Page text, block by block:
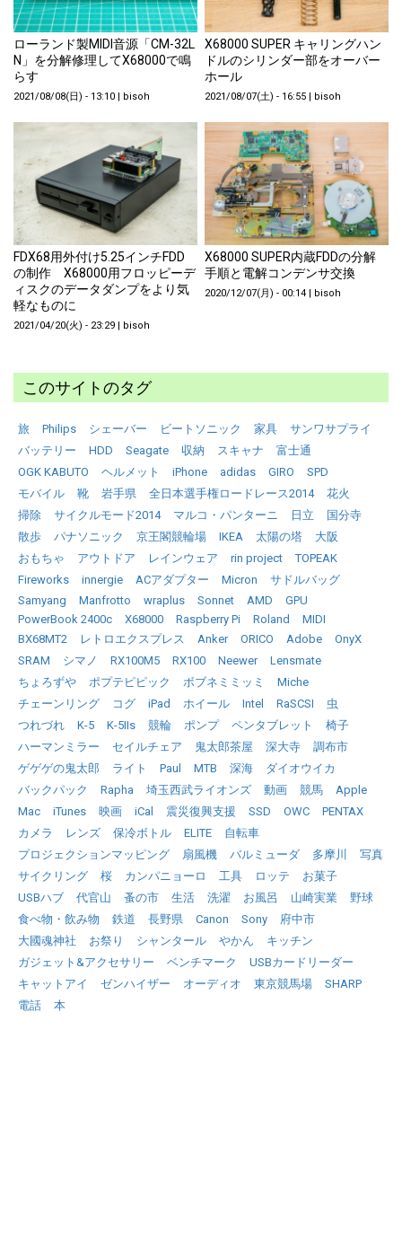
ローランド製MIDI音源「CM-32L
N」を分解修理してX68000で鳴
らす
2021/08/08(日) - 13:10 bisoh
X68000 SUPER キャリングハン
ドルのシリンダー部をオーバー
ホール
2021/08/07(土) - 16:55 bisoh
FDX68用外付け5.25インチFDD
の制作 X68000用フロッピーデ
ィスクのデータダンプをより気
軽なものに
2021/04/20(火) - 23:29 | bisoh
X68000 SUPER内蔵FDDの分解
手順と電解コンデンサ交換
2020/12/07(月) - 00:14 | bisoh
このサイトのタグ
旅 Philips シェーバー ビートソニック 家具
サンワサプライ
バッテリー
HDD Seagate 収納 スキャナ
富士通
OGK KABUTO
ヘルメット iPhone adidas GIRO
SPD
モバイル
靴 岩手県 全日本選手権ロードレース2014
花火
掃除
サイクルモード2014 マルコ・パンターニ 日立
国分寺
散歩
パナソニック 京王閣競輪場 IKEA 太陽の塔
大阪
おもちゃ
アウトドア レインウェア rin project
TOPEAK
Fireworks
innergie ACアダプター Micron
サドルバッグ
Samyang
Manfrotto wraplus Sonnet AMD
GPU
PowerBook 2400c
X68000 Raspberry Pi Roland
MIDI
BX68MT2
レトロエクスプレス Anker ORICO Adobe
OnyX
SRAM
シマノ RX100M5 RX100 Neewer
Lensmate
ちょろずや
ポプテピピック ボブネミミッミ
Miche
チェーンリング
コグ iPad ホイール Intel RaSCSI
虫
つれづれ
K-5 K-5IIs 競輪 ポンプ ペンタブレット
椅子
ハーマンミラー
セイルチェア 鬼太郎茶屋 深大寺
調布市
ゲゲゲの鬼太郎
ライト Paul MTB 深海
ダイオウイカ
バックパック
Rapha 埼玉西武ライオンズ 動画 競馬
Apple
Mac
iTunes 映画 iCal 震災復興支援 SSD OWC
PENTAX
カメラ
レンズ 保冷ボトル ELITE
自転車
プロジェクションマッピング
扇風機 バルミューダ 多摩川
写真
サイクリング
桜 カンパニョーロ 工具 ロッテ
お菓子
USBハブ
代官山 蚤の市 生活 洗濯 お風呂 山崎実業
野球
食べ物・飲み物
鉄道 長野県 Canon Sony
府中市
大國魂神社
お祭り シャンタール やかん
キッチン
ガジェット&アクセサリー
ベンチマーク
USBカードリーダー
キャットアイ
ゼンハイザー オーディオ 東京競馬場
SHARP
電話
本